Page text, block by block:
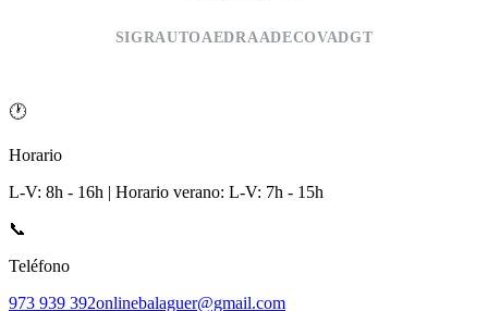
SIGRAUTOAEDRAADECOVADGT
🕐
Horario
L-V: 8h - 16h | Horario verano: L-V: 7h - 15h
📞
Teléfono
973 939 392onlinebalaguer@gmail.com